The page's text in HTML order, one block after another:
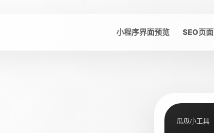
小程序界面预览 SEO页面
瓜瓜小工具